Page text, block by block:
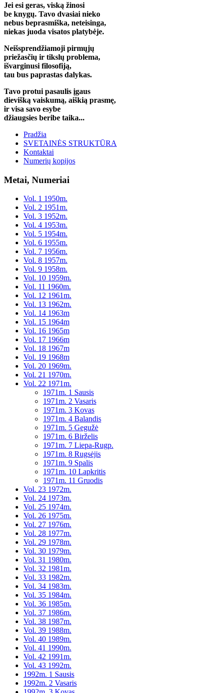
Jei esi geras, viską žinosi
be knygų. Tavo dvasiai nieko
nebus beprasmiška, neteisinga,
niekas juoda visatos platybėje.
Neišsprendžiamoji pirmųjų
priežasčių ir tikslų problema,
išvarginusi filosofiją,
tau bus paprastas dalykas.
Tavo protui pasaulis įgaus
dievišką vaiskumą, aiškią prasmę,
ir visa savo esybe
džiaugsies beribe taika...
Pradžia
SVETAINĖS STRUKTŪRA
Kontaktai
Numerių kopijos
Metai, Numeriai
Vol. 1 1950m.
Vol. 2 1951m.
Vol. 3 1952m.
Vol. 4 1953m.
Vol. 5 1954m.
Vol. 6 1955m.
Vol. 7 1956m.
Vol. 8 1957m.
Vol. 9 1958m.
Vol. 10 1959m.
Vol. 11 1960m.
Vol. 12 1961m.
Vol. 13 1962m.
Vol. 14 1963m
Vol. 15 1964m
Vol. 16 1965m
Vol. 17 1966m
Vol. 18 1967m
Vol. 19 1968m
Vol. 20 1969m.
Vol. 21 1970m.
Vol. 22 1971m.
1971m. 1 Sausis
1971m. 2 Vasaris
1971m. 3 Kovas
1971m. 4 Balandis
1971m. 5 Gegužė
1971m. 6 Birželis
1971m. 7 Liepa-Rugp.
1971m. 8 Rugsėjis
1971m. 9 Spalis
1971m. 10 Lapkritis
1971m. 11 Gruodis
Vol. 23 1972m.
Vol. 24 1973m.
Vol. 25 1974m.
Vol. 26 1975m.
Vol. 27 1976m.
Vol. 28 1977m.
Vol. 29 1978m.
Vol. 30 1979m.
Vol. 31 1980m.
Vol. 32 1981m.
Vol. 33 1982m.
Vol. 34 1983m.
Vol. 35 1984m.
Vol. 36 1985m.
Vol. 37 1986m.
Vol. 38 1987m.
Vol. 39 1988m.
Vol. 40 1989m.
Vol. 41 1990m.
Vol. 42 1991m.
Vol. 43 1992m.
1992m. 1 Sausis
1992m. 2 Vasaris